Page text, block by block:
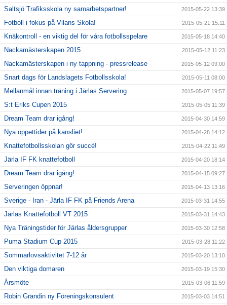
Saltsjö Trafiksskola ny samarbetspartner! 2015-05-22 13:39
Fotboll i fokus på Vilans Skola! 2015-05-21 15:11
Knäkontroll - en viktig del för våra fotbollsspelare 2015-05-18 14:40
Nackamästerskapen 2015 2015-05-12 11:23
Nackamästerskapen i ny tappning - pressrelease 2015-05-12 09:00
Snart dags för Landslagets Fotbollsskola! 2015-05-11 08:00
Mellanmål innan träning i Järlas Servering 2015-05-07 19:57
S:t Eriks Cupen 2015 2015-05-05 11:39
Dream Team drar igång! 2015-04-30 14:59
Nya öppettider på kansliet! 2015-04-28 14:12
Knattefotbollsskolan gör succé! 2015-04-22 11:49
Järla IF FK knattefotboll 2015-04-20 18:14
Dream Team drar igång! 2015-04-15 09:27
Serveringen öppnar! 2015-04-13 13:16
Sverige - Iran - Järla IF FK på Friends Arena 2015-03-31 14:55
Järlas Knattefotboll VT 2015 2015-03-31 14:43
Nya Träningstider för Järlas åldersgrupper 2015-03-30 12:58
Puma Stadium Cup 2015 2015-03-28 11:22
Sommarlovsaktivitet 7-12 år 2015-03-20 13:10
Den viktiga domaren 2015-03-19 15:30
Årsmöte 2015-03-06 11:59
Robin Grandin ny Föreningskonsulent 2015-03-03 14:51